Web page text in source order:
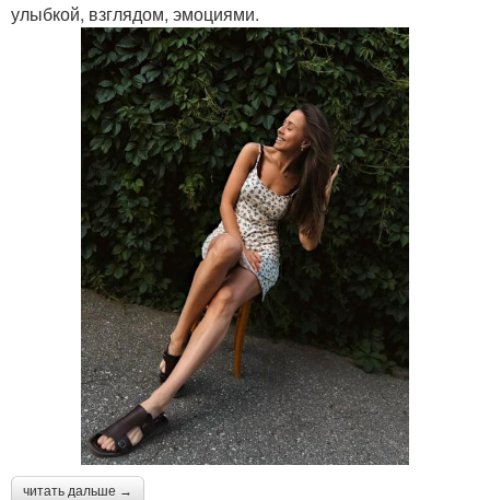
улыбкой, взглядом, эмоциями.
читать дальше →